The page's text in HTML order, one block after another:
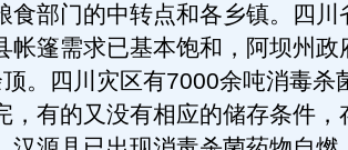
食部门的中转点和各乡镇。四川
帐篷需求已基本饱和，阿坝州政
。四川灾区有7000余吨消毒杀
，有的又没有相应的储存条件，